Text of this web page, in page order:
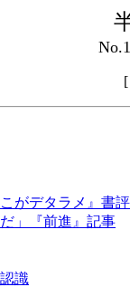
がデタラメ』書評
」『前進』記事
識